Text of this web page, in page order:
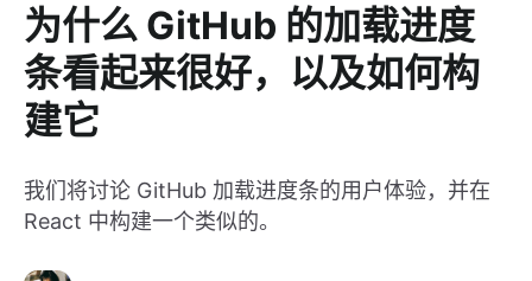
为什么 GitHub 的加载进度
条看起来很好，以及如何构
建它
我们将讨论 GitHub 加载进度条的用户体验，并在
React 中构建一个类似的。